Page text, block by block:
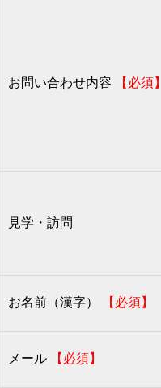
お問い合わせ内容 【必須】
見学・訪問
お名前（漢字） 【必須】
メール 【必須】